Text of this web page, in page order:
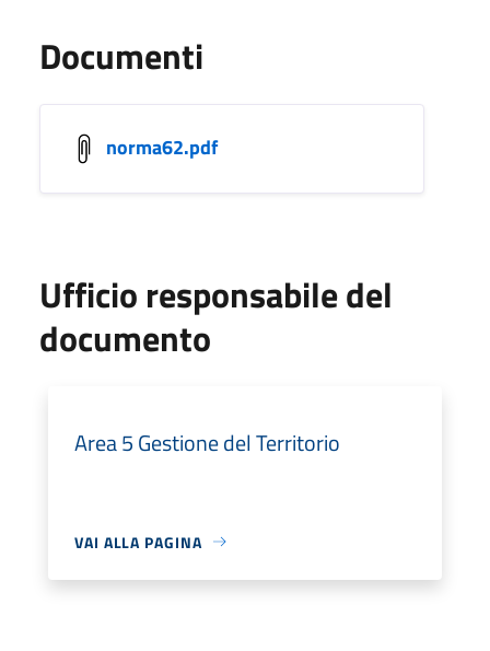
Documenti
norma62.pdf
Ufficio responsabile del
documento
Area 5 Gestione del Territorio
VAI ALLA PAGINA